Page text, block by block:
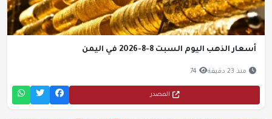
أسعار الذهب اليوم السبت 8-8-2026 في اليمن
منذ 23 دقيقة 74
المصدر